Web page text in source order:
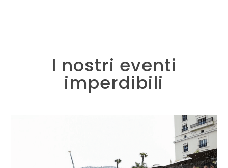
I nostri eventi
imperdibili